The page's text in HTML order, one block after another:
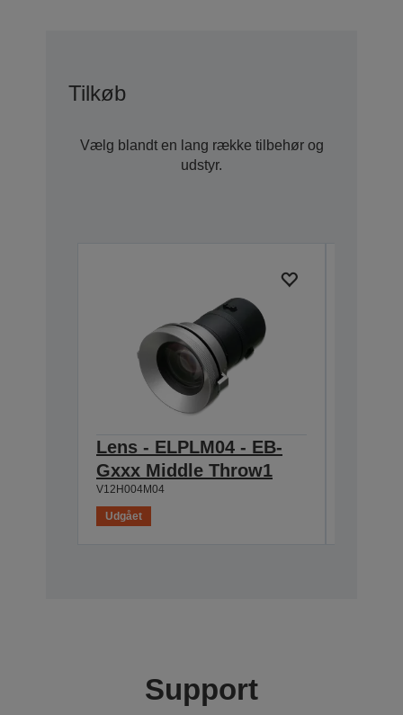
Tilkøb
Vælg blandt en lang række tilbehør og
udstyr.
Lens - ELPLM04 - EB-
Gxxx Middle Throw1
V12H004M04
Udgået
Support